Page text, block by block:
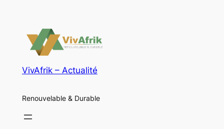
VivAfrik – Actualité
Renouvelable & Durable